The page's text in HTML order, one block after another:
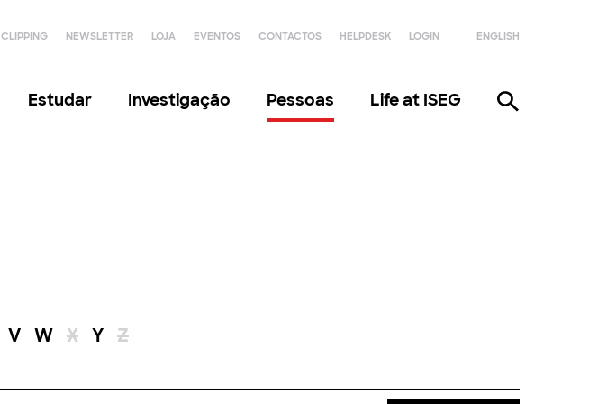
CLIPPING NEWSLETTER LOJA EVENTOS CONTACTOS HELPDESK LOGIN ENGLISH
Estudar Investigação Pessoas Life at ISEG
V W X Y Z